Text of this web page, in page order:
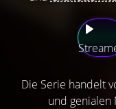
Die Serie handelt
und genialen